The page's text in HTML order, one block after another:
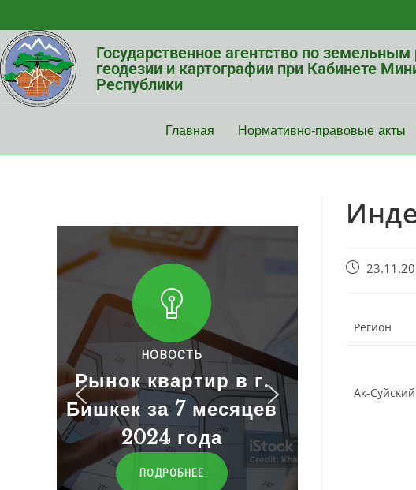
Государственное агентство по
геодезии и картографии при Кабинете
Республики
Главная Нормативно-правовые акты
Регион
Ак-Суйский
в г.
Баалар
ПЕРЕЙТИ